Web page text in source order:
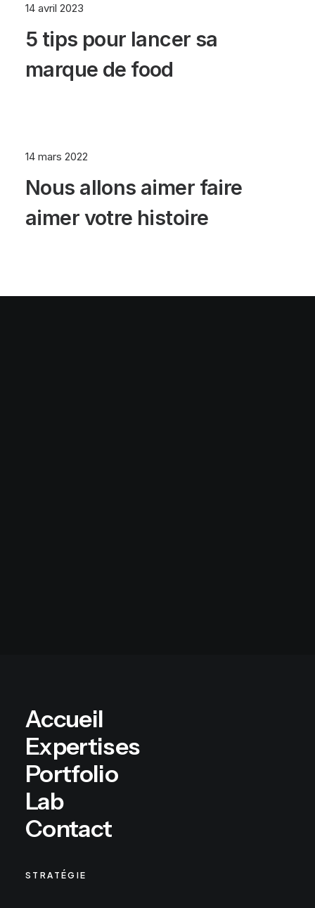
14 avril 2023
5 tips pour lancer sa
marque de food
14 mars 2022
Nous allons aimer faire
aimer votre histoire
Accueil
Expertises
Portfolio
Lab
Contact
STRATÉGIE